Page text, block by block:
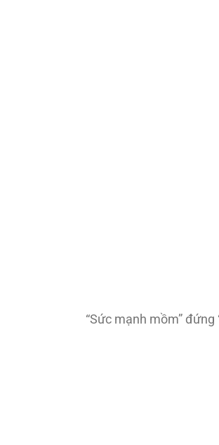
“Sức mạnh mồm”